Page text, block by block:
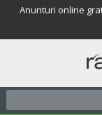
Anunturi online